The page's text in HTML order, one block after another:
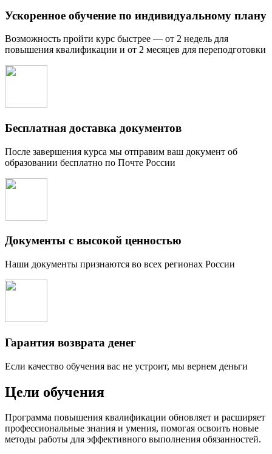
Ускоренное обучение по индивидуальному плану
Возможность пройти курс быстрее — от 2 недель для
повышения квалификации и от 2 месяцев для переподготовки
Бесплатная доставка документов
После завершения курса мы отправим ваш документ об
образовании бесплатно по Почте России
Документы с высокой ценностью
Наши документы признаются во всех регионах России
Гарантия возврата денег
Если качество обучения вас не устроит, мы вернем деньги
Цели обучения
Программа повышения квалификации обновляет и расширяет
профессиональные знания и умения, помогая освоить новые
методы работы для эффективного выполнения обязанностей.